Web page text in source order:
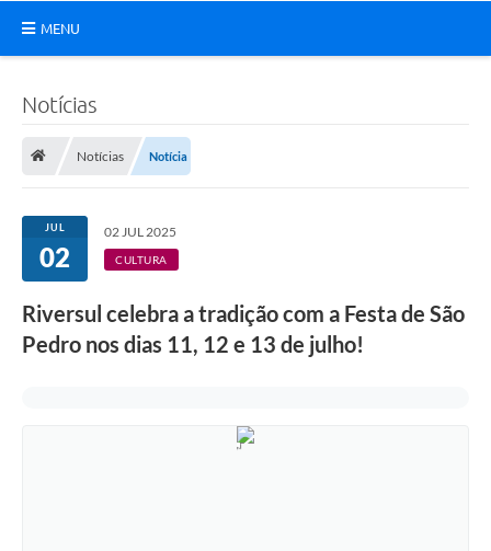
MENU
Departamentos
Diário Oficial
Ouvidoria
Notícias
Notícias Notícia
JUL
02
02 JUL 2025
CULTURA
Riversul celebra a tradição com a Festa de São
Pedro nos dias 11, 12 e 13 de julho!